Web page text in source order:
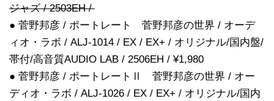
ジャズ / 2503EH /
● 菅野邦彦 / ポートレート 菅野邦彦の世界 / オーデ
ィオ・ラボ / ALJ-1014 / EX / EX+ / オリジナル/国内盤/
帯付/高音質AUDIO LAB / 2506EH / ¥1,980
● 菅野邦彦 / ポートレートⅡ 菅野邦彦の世界 / オー
ディオ・ラボ / ALJ-1026 / EX / EX+ / オリジナル/国内